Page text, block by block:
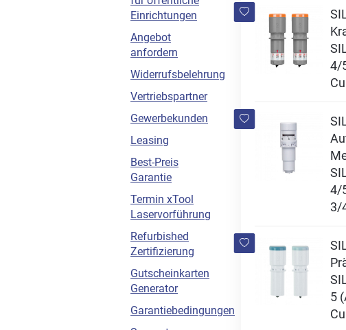
4/
4/
3/
5
Einrichtungen
Angebot
anfordern
Widerrufsbelehrung
Vertriebspartner
Gewerbekunden
Leasing
Best-Preis
Garantie
Termin xTool
Laservorführung
Refurbished
Zertifizierung
Gutscheinkarten
Generator
Garantiebedingungen